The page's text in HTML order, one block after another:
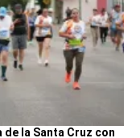
la Santa Cruz con